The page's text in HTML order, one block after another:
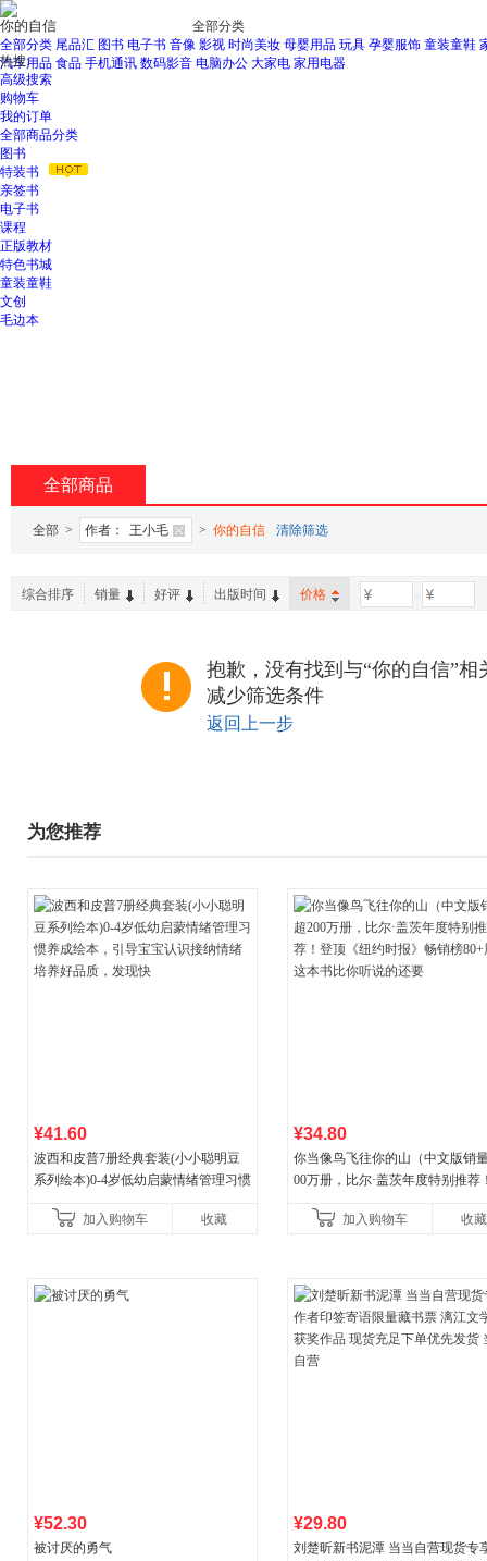
全部分类
全部分类 尾品汇 图书 电子书 音像 影视 时尚美妆 母婴用品 玩具 孕婴服饰 童装童鞋
汽车用品 食品 手机通讯 数码影音 电脑办公 大家电 家用电器
热搜:
高级搜索
购物车
我的订单
全部商品分类
图书
特装书
亲签书
电子书
课程
正版教材
特色书城
童装童鞋
文创
毛边本
全部商品
全部 > 作者： 王小毛 > 你的自信 清除筛选
综合排序 销量 好评 出版时间 价格 -
抱歉，没有找到与“你的自信”
减少筛选条件
返回上一步
为您推荐
¥41.60
波西和皮普7册经典套装(小小聪明豆
系列绘本)0-4岁低幼启蒙情绪管理习惯
养好品质，发现快
加入购物车 收藏
¥34.80
你当像鸟飞往你的山（中文版销
00万册，比尔·盖茨年度特别推荐
比你听说的还要
加入购物车 收藏
¥52.30
被讨厌的勇气
¥29.80
刘楚昕新书泥潭 当当自营现货专
新
窗
口
打
开
无
障
碍
说
明
页
面,
按
Ctrl
加
波
浪
键